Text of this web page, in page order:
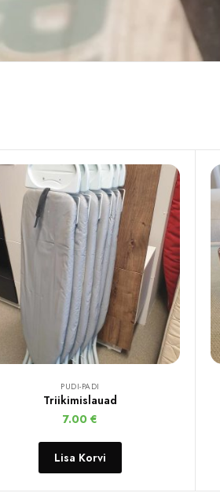
PUDI-PADI
Triikimislauad
7.00 €
Lisa Korvi